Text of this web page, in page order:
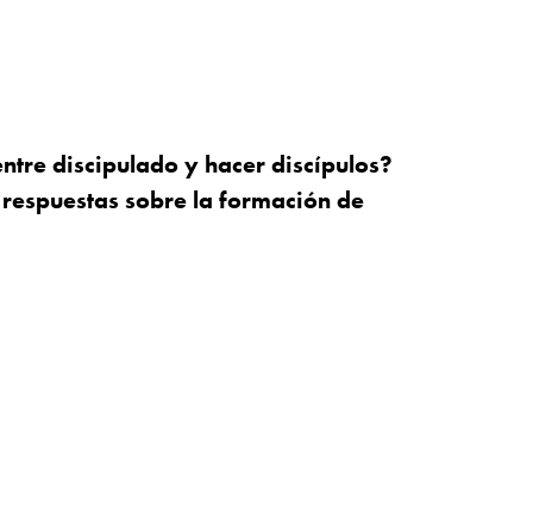
discipulado y hacer discípulos?
sobre la formación de